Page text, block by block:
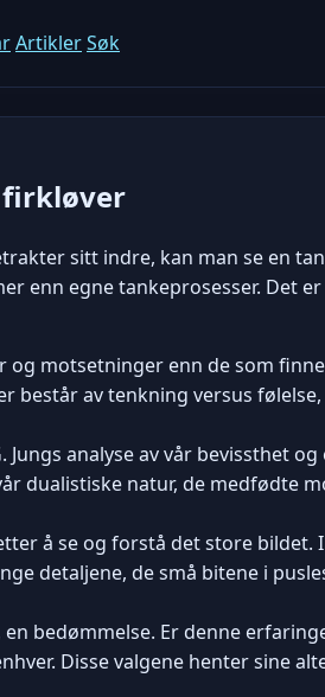
ArtiklerSøk
firkløver
sitt indre, kan man se en
enn egne tankeprosesser. Det
motsetninger enn de som
består av tenkning versus
Jungs analyse av vår bevissthet
dualistiske natur, de medfødte
å se og forstå det store
detaljene, de små bitene i
bedømmelse. Er denne
Disse valgene henter sine